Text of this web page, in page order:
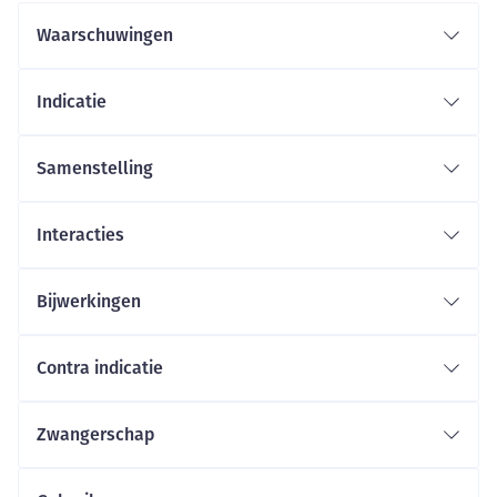
Waarschuwingen
Indicatie
Dit is het onvermogen een erectie te krijgen en te
Samenstelling
Interacties
Bijwerkingen
Contra indicatie
geneesmiddel. Deze stoffen kunt u vinden in rubriek 6
als u geneesmiddelen inneemt die nitraten worden
Zwangerschap